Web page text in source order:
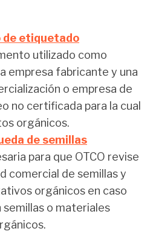
de etiquetado
utilizado como
empresa fabricante y una
o empresa de
no certificada para la cual
orgánicos.
de semillas
para que OTCO revise
comercial de semillas y
orgánicos en caso
semillas o materiales